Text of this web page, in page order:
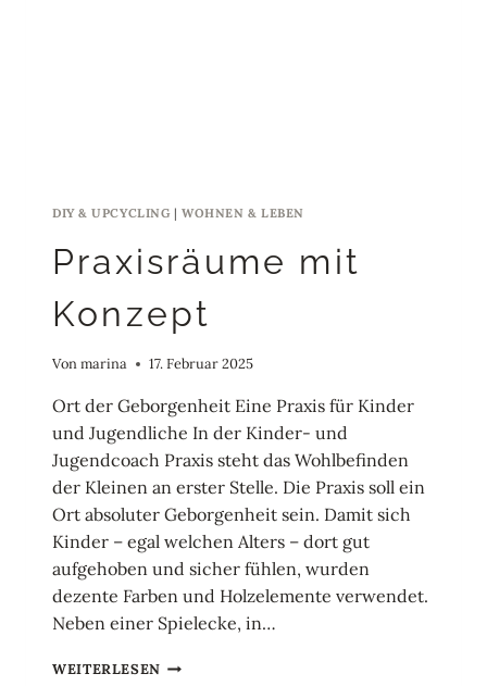
DIY & UPCYCLING|WOHNEN & LEBEN
Praxisräume mit
Konzept
Vonmarina 17. Februar 2025
Ort der Geborgenheit Eine Praxis für Kinder
und Jugendliche In der Kinder- und
Jugendcoach Praxis steht das Wohlbefinden
der Kleinen an erster Stelle. Die Praxis soll ein
Ort absoluter Geborgenheit sein. Damit sich
Kinder – egal welchen Alters – dort gut
aufgehoben und sicher fühlen, wurden
dezente Farben und Holzelemente verwendet.
Neben einer Spielecke, in…
WEITERLESEN PRAXISRÄUME